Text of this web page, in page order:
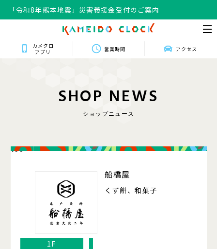
「令和8年熊本地震」災害義援金受付のご案内
カメクロ
アプリ
営業時間 アクセス
SHOP NEWS
ショップニュース
106
船橋屋
くず餅、和菓子
1F